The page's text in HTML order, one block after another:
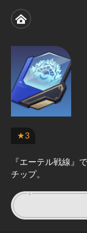
★3
『エーテル戦線』
チップ。